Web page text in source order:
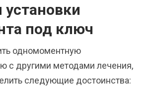
под ключ
одномоментную
с другими методами лечения,
следующие достоинства: